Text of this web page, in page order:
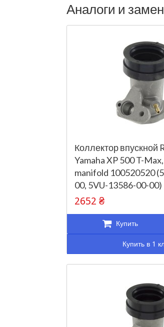
Аналоги и
Коллектор впускной
Yamaha XP 500 T-
manifold 100520520
00, 5VU-13586-00-00)
2652 ₴
Купить
Купить в 1